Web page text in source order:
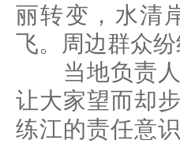
丽转变，水清
飞。周边群众
当地负责人
让大家望而却
练江的责任意